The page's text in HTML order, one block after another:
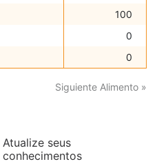
100
0
0
Siguiente Alimento »
Atualize seus
conhecimentos